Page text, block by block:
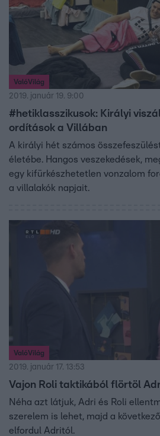
ValóVilág
2019. január 19. 9:00
#hetiklasszikusok: Királyi
ordítások a Villában
A királyi hét számos
életébe. Hangos veszekedések,
egy kifürkészhetetlen vonzalom
a villalakók napjait.
ValóVilág
2019. január 17. 13:53
Vajon Roli taktikából flörtöl
Néha azt látjuk, Adri és Roli
szerelem is lehet, majd a
elfordul Adritól.